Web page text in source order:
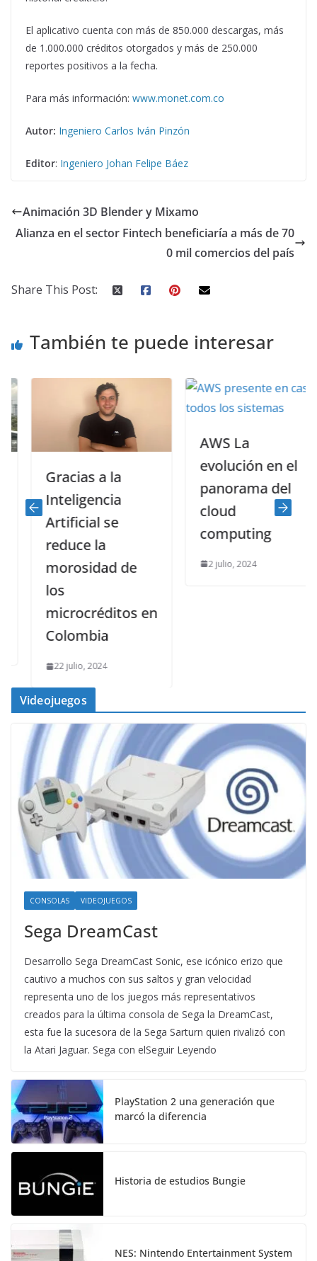
El aplicativo cuenta con más de 850.000 descargas, más
de 1.000.000 créditos otorgados y más de 250.000
reportes positivos a la fecha.
Para más información: www.monet.com.co
Autor: Ingeniero Carlos Iván Pinzón
Editor: Ingeniero Johan Felipe Báez
Animación 3D Blender y Mixamo
Alianza en el sector Fintech beneficiaría a más de 70
0 mil comercios del país
Share This Post:
También te puede interesar
Gracias a la
Inteligencia
Artificial se
reduce la
morosidad de
microcréditos en
Colombia
22 julio, 2024
AWS La
evolución en el
panorama del
cloud
computing
2 julio, 2024
Videojuegos
CONSOLAS VIDEOJUEGOS
Sega DreamCast
Desarrollo Sega DreamCast Sonic, ese icónico erizo que
cautivo a muchos con sus saltos y gran velocidad
representa uno de los juegos más representativos
creados para la última consola de Sega la DreamCast,
esta fue la sucesora de la Sega Sarturn quien rivalizó con
la Atari Jaguar. Sega con elSeguir Leyendo
PlayStation 2 una generación que
marcó la diferencia
Historia de estudios Bungie
NES: Nintendo Entertainment System